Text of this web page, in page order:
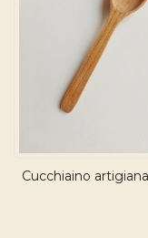
Cucchiaino